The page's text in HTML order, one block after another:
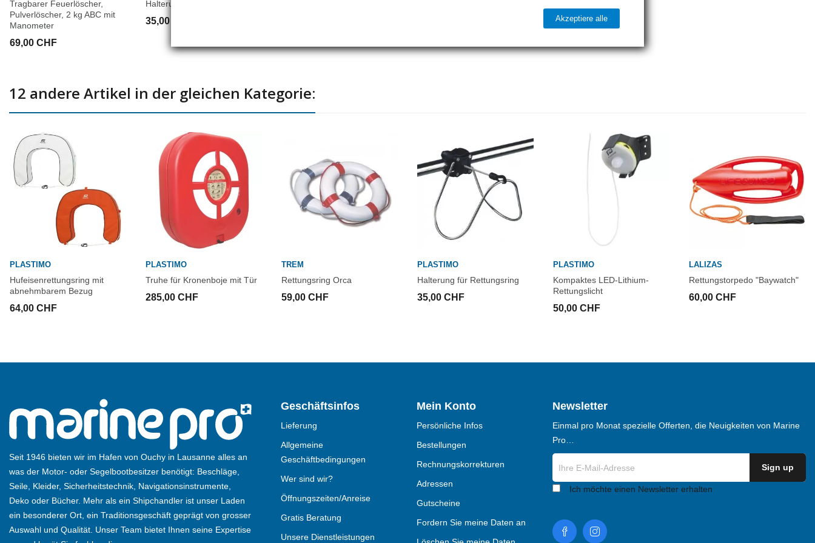
Tragbarer Feuerlöscher,
Pulverlöscher, 2 kg ABC mit
Manometer
69,00 CHF
Halterung für Rettungsring
35,00 CHF
12 andere Artikel in der gleichen Kategorie:
PLASTIMO
Hufeisenrettungsring mit
abnehmbarem Bezug
64,00 CHF
PLASTIMO
Truhe für Kronenboje mit Tür
285,00 CHF
TREM
Rettungsring Orca
59,00 CHF
PLASTIMO
Halterung für Rettungsring
35,00 CHF
PLASTIMO
Kompaktes LED-Lithium-
Rettungslicht
50,00 CHF
LALIZAS
Rettungstorpedo "Baywatch"
60,00 CHF
Seit 1946 bieten wir im Hafen von Ouchy in Lausanne alles an
was der Motor- oder Segelbootbesitzer benötigt: Beschläge,
Seile, Kleider, Sicherheitstechnik, Navigationsinstrumente,
Deko oder Bücher. Mehr als ein Shipchandler ist unser Laden
ein besonderer Ort, ein Traditionsgeschäft geprägt von grosser
Auswahl und Qualität. Unser Team bietet Ihnen seine Expertise
Geschäftsinfos
Lieferung
Allgemeine
Geschäftbedingungen
Wer sind wir?
Öffnungszeiten/Anreise
Gratis Beratung
Unsere Dienstleistungen
Mein Konto
Persönliche Infos
Bestellungen
Rechnungskorrekturen
Adressen
Gutscheine
Fordern Sie meine Daten an
Newsletter
Einmal pro Monat spezielle Offerten, die Neuigkeiten von Marine
Pro…
Ich möchte einen Newsletter erhalten
Akzeptiere alle